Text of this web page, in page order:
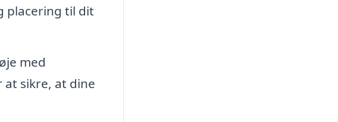
placering til dit
med
sikre, at dine